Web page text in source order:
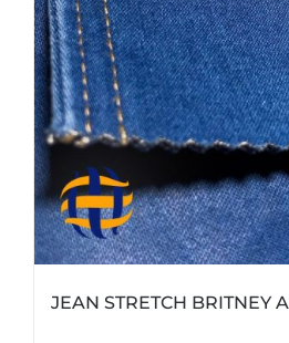
JEAN STRETCH BRITNEY